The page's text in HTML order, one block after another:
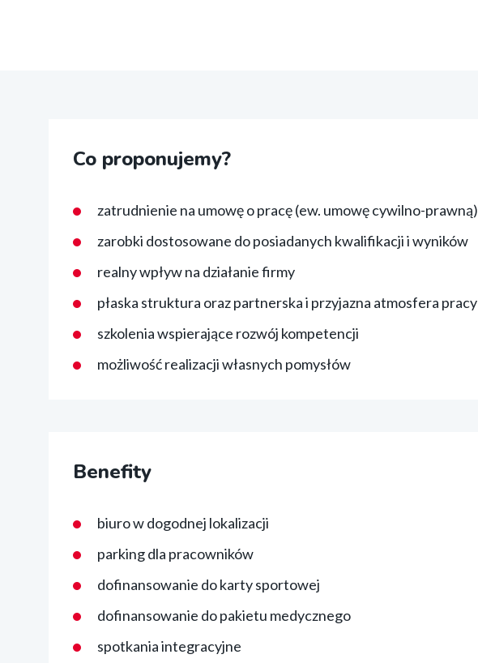
Co proponujemy?
zatrudnienie na umowę o pracę (ew. umowę cywilno-prawną)
zarobki dostosowane do posiadanych kwalifikacji i wyników
realny wpływ na działanie firmy
płaska struktura oraz partnerska i przyjazna atmosfera pracy
szkolenia wspierające rozwój kompetencji
możliwość realizacji własnych pomysłów
Benefity
biuro w dogodnej lokalizacji
parking dla pracowników
dofinansowanie do karty sportowej
dofinansowanie do pakietu medycznego
spotkania integracyjne